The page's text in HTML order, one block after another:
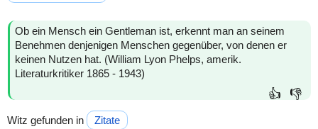
Ob ein Mensch ein Gentleman ist, erkennt man an seinem
Benehmen denjenigen Menschen gegenüber, von denen er
keinen Nutzen hat. (William Lyon Phelps, amerik.
Literaturkritiker 1865 - 1943)
👍 👎
Witz gefunden in Zitate